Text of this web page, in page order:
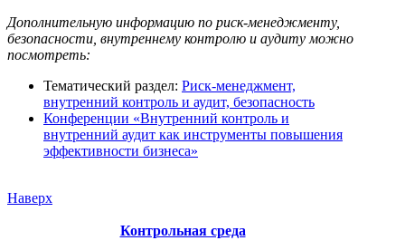
Дополнительную информацию по риск-менеджменту,
безопасности, внутреннему контролю и аудиту можно
посмотреть:
Тематический раздел: Риск-менеджмент,
внутренний контроль и аудит, безопасность
Конференции «Внутренний контроль и
внутренний аудит как инструменты повышения
эффективности бизнеса»
Наверх
Контрольная среда